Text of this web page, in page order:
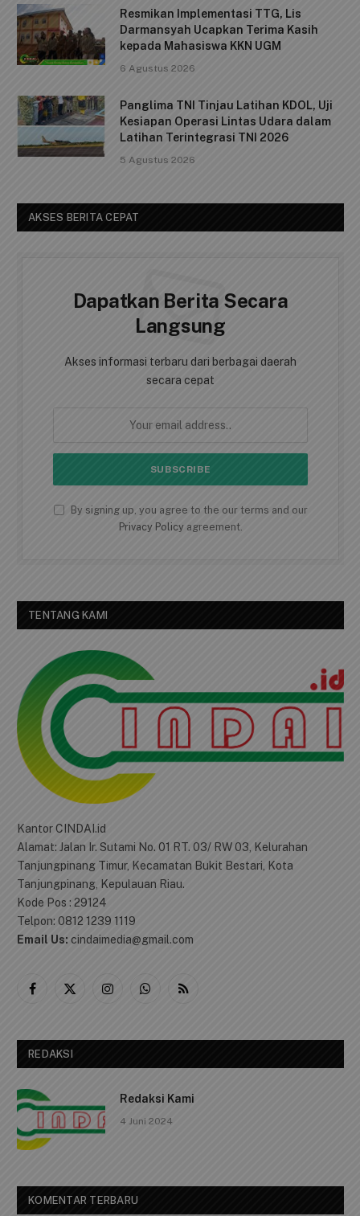
Resmikan Implementasi TTG, Lis
Darmansyah Ucapkan Terima Kasih
kepada Mahasiswa KKN UGM
6 Agustus 2026
Panglima TNI Tinjau Latihan KDOL, Uji
Kesiapan Operasi Lintas Udara dalam
Latihan Terintegrasi TNI 2026
5 Agustus 2026
AKSES BERITA CEPAT
Dapatkan Berita Secara
Langsung
Akses informasi terbaru dari berbagai daerah
secara cepat
By signing up, you agree to the our terms and our
Privacy Policyagreement.
TENTANG KAMI
Kantor CINDAI.id
Alamat: Jalan Ir. Sutami No. 01 RT. 03/ RW 03, Kelurahan
Tanjungpinang Timur, Kecamatan Bukit Bestari, Kota
Tanjungpinang, Kepulauan Riau.
Kode Pos : 29124
Telpon: 0812 1239 1119
Email Us: cindaimedia@gmail.com
Facebook
X
InstagramWhatsApp
RSS
REDAKSI
Redaksi Kami
4 Juni 2024
KOMENTAR TERBARU